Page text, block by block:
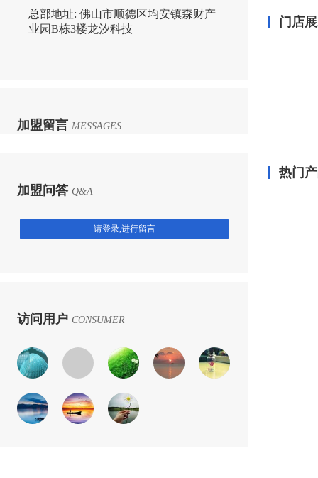
总部地址: 佛山市顺德区均安镇森财产
业园B栋3楼龙汐科技
加盟留言 MESSAGES
加盟问答 Q&A
请登录,进行留言
访问用户 CONSUMER
门店
热门